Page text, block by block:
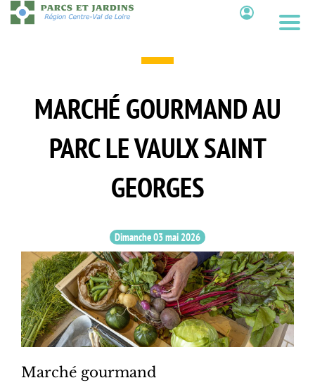
Aller
au
MARCHÉ GOURMAND AU
PARC LE VAULX SAINT
GEORGES
Dimanche 03 mai 2026
Marché gourmand